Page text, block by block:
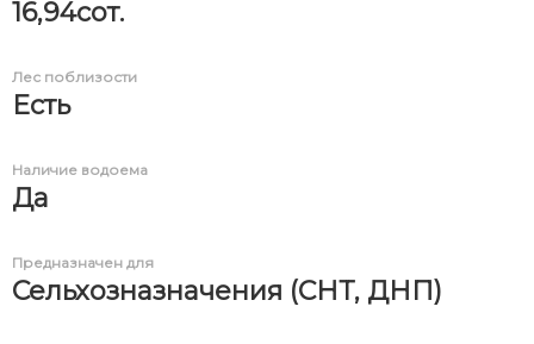
16,94сот.
Лес поблизости
Есть
Наличие водоема
Да
Предназначен для
Сельхозназначения (СНТ, ДНП)